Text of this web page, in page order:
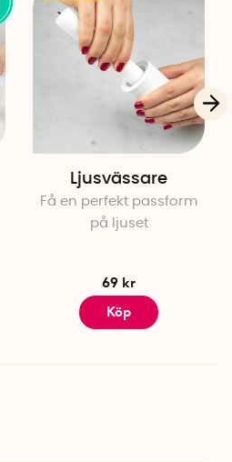
Ljusvässare
Få en perfekt passform
på ljuset
69 kr
Köp